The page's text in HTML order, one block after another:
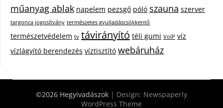
műanyag ablak napelem pezsgő póló szauna szerver
targonca jogosítvány természetes gyulladáscsökkentő
természetvédelem tv távirányító téli gumi VoIP víz
vízlágyító berendezés víztisztító webáruház
©2026 Hegyivadászok | Design: Newspaperly
WordPress Theme